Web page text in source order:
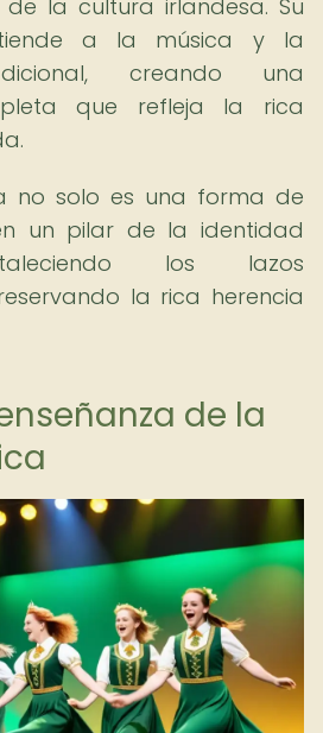
la cultura irlandesa. Su
a la música y la
creando una
que refleja la rica
no solo es una forma de
un pilar de la identidad
los lazos
la rica herencia
de la